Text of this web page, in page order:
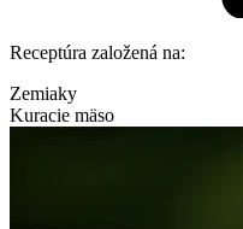
Receptúra založená na:
Zemiaky
Kuracie mäso